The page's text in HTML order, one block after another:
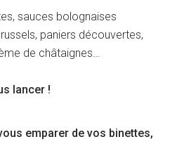
sauces bolognaises
paniers découvertes,
de châtaignes…
lancer !
emparer de vos binettes,